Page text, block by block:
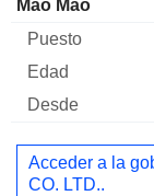
Mao Mao
Acceder a la
CO. LTD..